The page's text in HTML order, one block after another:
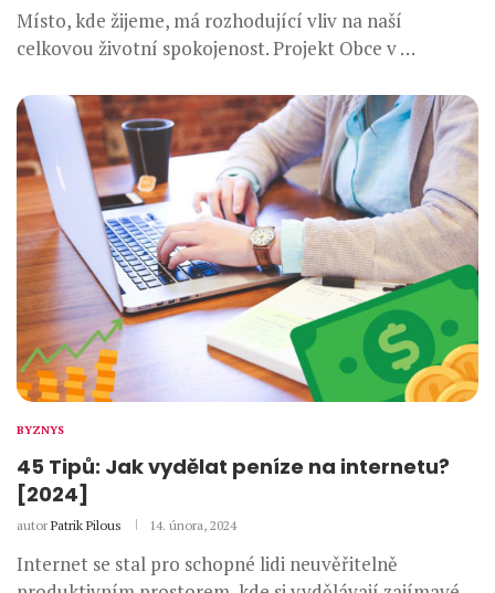
Místo, kde žijeme, má rozhodující vliv na naší
celkovou životní spokojenost. Projekt Obce v …
BYZNYS
45 Tipů: Jak vydělat peníze na internetu?
[2024]
autor Patrik Pilous 14. února, 2024
Internet se stal pro schopné lidi neuvěřitelně